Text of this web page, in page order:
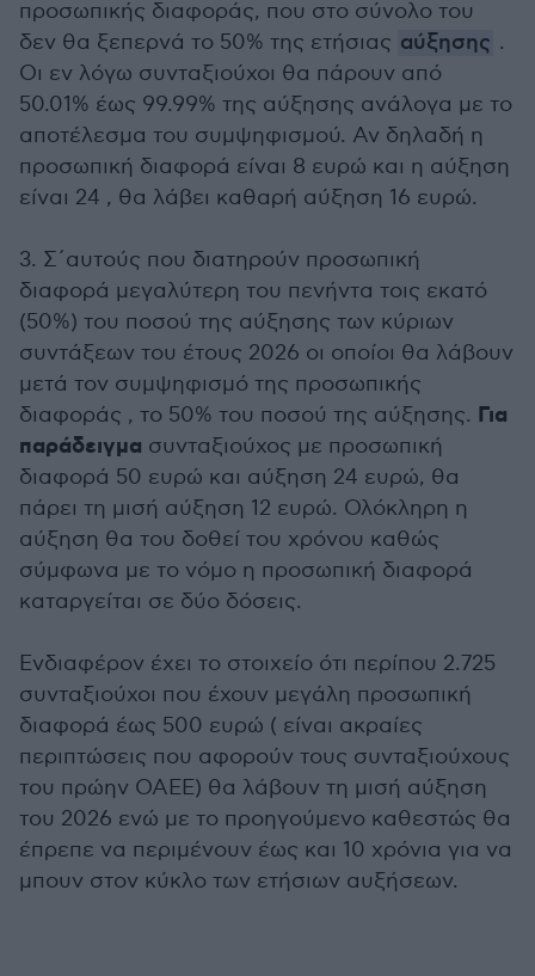
προσωπικής διαφοράς, που στο σύνολο του
δεν θα ξεπερνά το 50% της ετήσιας αύξησης .
Οι εν λόγω συνταξιούχοι θα πάρουν από
50.01% έως 99.99% της αύξησης ανάλογα με το
αποτέλεσμα του συμψηφισμού. Αν δηλαδή η
προσωπική διαφορά είναι 8 ευρώ και η αύξηση
είναι 24 , θα λάβει καθαρή αύξηση 16 ευρώ.
3. Σ΄αυτούς που διατηρούν προσωπική
διαφορά μεγαλύτερη του πενήντα τοις εκατό
(50%) του ποσού της αύξησης των κύριων
συντάξεων του έτους 2026 οι οποίοι θα λάβουν
μετά τον συμψηφισμό της προσωπικής
διαφοράς , το 50% του ποσού της αύξησης. Για
παράδειγμα συνταξιούχος με προσωπική
διαφορά 50 ευρώ και αύξηση 24 ευρώ, θα
πάρει τη μισή αύξηση 12 ευρώ. Ολόκληρη η
αύξηση θα του δοθεί του χρόνου καθώς
σύμφωνα με το νόμο η προσωπική διαφορά
καταργείται σε δύο δόσεις.
Ενδιαφέρον έχει το στοιχείο ότι περίπου 2.725
συνταξιούχοι που έχουν μεγάλη προσωπική
διαφορά έως 500 ευρώ ( είναι ακραίες
περιπτώσεις που αφορούν τους συνταξιούχους
του πρώην ΟΑΕΕ) θα λάβουν τη μισή αύξηση
του 2026 ενώ με το προηγούμενο καθεστώς θα
έπρεπε να περιμένουν έως και 10 χρόνια για να
μπουν στον κύκλο των ετήσιων αυξήσεων.